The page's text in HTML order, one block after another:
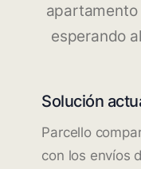
esperando
Solución
Parcello
con los envíos